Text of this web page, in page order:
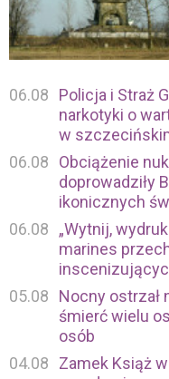
06.08
Policja i Straż
narkotyki o
w
06.08
Obciążenie
doprowadziły
ikonicznych
06.08
„Wytnij,
marines
05.08
Nocny ostrzał
śmierć wielu
osób
04.08
Zamek Książ